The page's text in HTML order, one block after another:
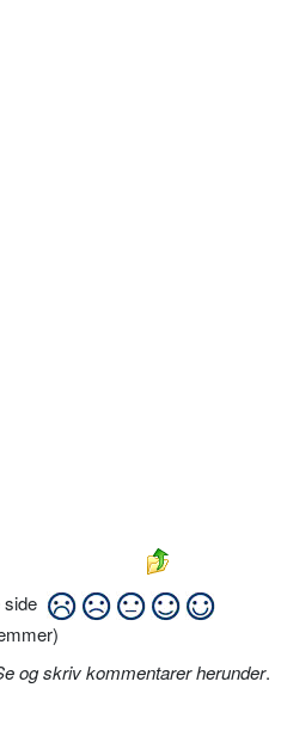
side
og skriv kommentarer herunder.